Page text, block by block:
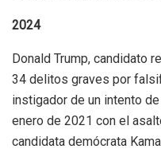
2024
Donald Trump, candidato
34 delitos graves por
instigador de un intento
enero de 2021 con el
candidata demócrata